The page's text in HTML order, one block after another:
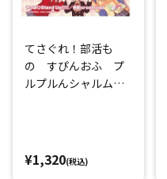
てさぐれ！部活も
の すぴんおふ プ
ルプルんシャルムと
road」 アーティス
ト：てさプルん♪
¥1,320(税込)